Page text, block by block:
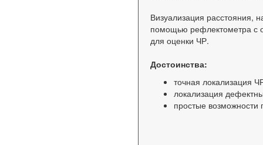
Визуализация расстояния,
помощью рефлектометра с
для оценки ЧР.
Достоинства:
точная локализация
локализация
простые возможности